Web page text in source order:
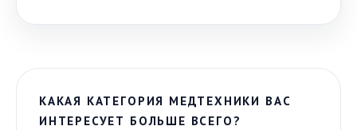
КАКАЯ КАТЕГОРИЯ МЕДТЕХНИКИ ВАС
ИНТЕРЕСУЕТ БОЛЬШЕ ВСЕГО?